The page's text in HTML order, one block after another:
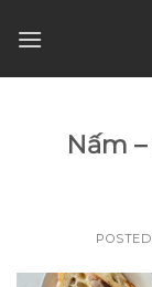
Nấm